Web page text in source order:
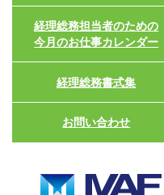
経理総務担当者のための
今月のお仕事カレンダー
経理総務書式集
お問い合わせ